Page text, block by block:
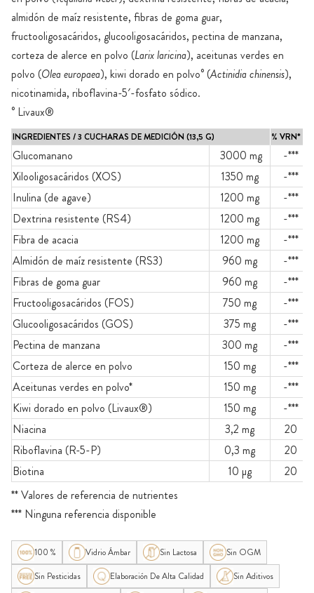
almidón de maíz resistente, fibras de goma guar,
fructooligosacáridos, glucooligosacáridos, pectina de manzana,
corteza de alerce en polvo (Larix laricina), aceitunas verdes en
polvo (Olea europaea), kiwi dorado en polvo° (Actinidia chinensis),
nicotinamida, riboflavina-5′-fosfato sódico.
° Livaux®
INGREDIENTES / 3 CUCHARAS DE MEDICIÓN (13,5 G) % VRN*
Glucomanano 3000 mg
-***
Xilooligosacáridos (XOS)
1350 mg
-***
Inulina (de agave)
1200 mg
-***
Dextrina resistente (RS4)
1200 mg
-***
Fibra de acacia
1200 mg
-***
Almidón de maíz resistente (RS3)
960 mg
-***
Fibras de goma guar
960 mg
-***
Fructooligosacáridos (FOS)
750 mg
-***
Glucooligosacáridos (GOS)
375 mg
-***
Pectina de manzana
300 mg
-***
Corteza de alerce en polvo
150 mg
-***
Aceitunas verdes en polvo*
150 mg
-***
Kiwi dorado en polvo (Livaux®)
150 mg
-***
Niacina
3,2 mg
20
Riboflavina (R-5-P)
0,3 mg
20
Biotina
10 µg
20
** Valores de referencia de nutrientes
*** Ninguna referencia disponible
100 % Vidrio Ámbar Sin Lactosa
Sin OGM
Sin Pesticidas
Elaboración De Alta Calidad
Sin Aditivos